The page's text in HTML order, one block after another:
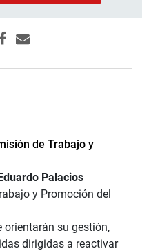
de Trabajo y
Palacios
y Promoción del
orientarán su gestión,
dirigidas a reactivar